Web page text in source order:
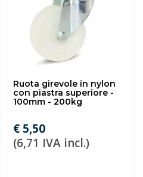
Ruota girevole in nylon
con piastra superiore -
100mm - 200kg
€ 5,50
(6,71 IVA incl.)